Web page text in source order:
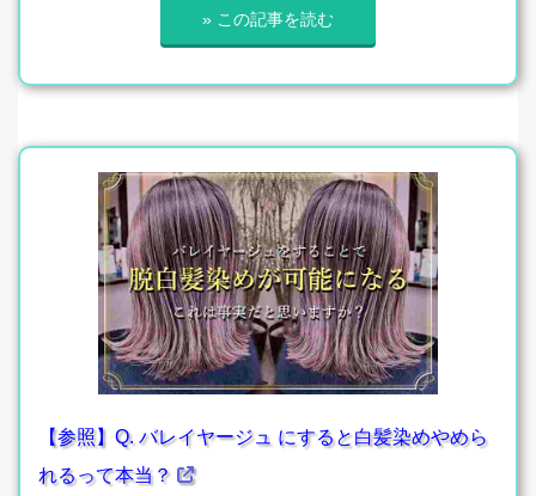
» この記事を読む
【参照】Q. バレイヤージュ にすると白髪染めやめら
れるって本当？